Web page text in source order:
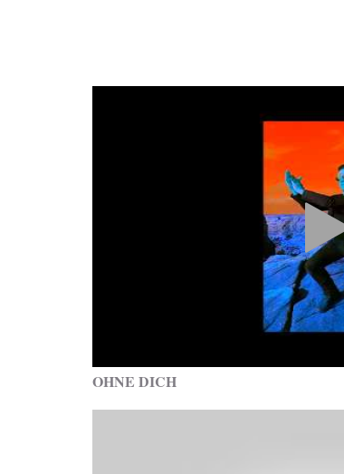
OHNE DICH